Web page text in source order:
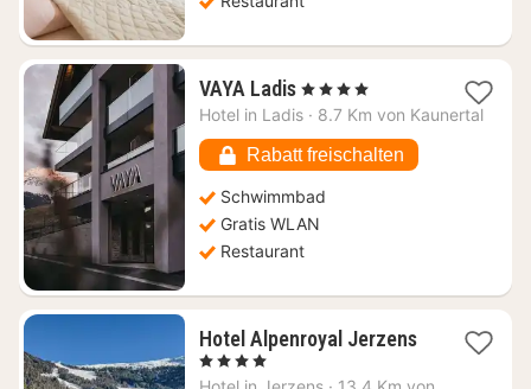
VAYA Ladis1
Nacht
203,18
€
, 4 Sterne
Hotel in Ladis · 8.7 Km von Kaunertal
Rabatt freischalten
Schwimmbad
Gratis WLAN
Restaurant
Hotel Alpenroyal Jerzens1
ab
, 4 Sterne